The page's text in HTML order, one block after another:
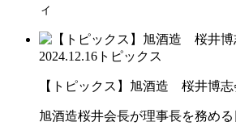
ィ
2024.12.16 トピックス
【トピックス】旭酒造 桜井博志
旭酒造桜井会長が理事長を務め